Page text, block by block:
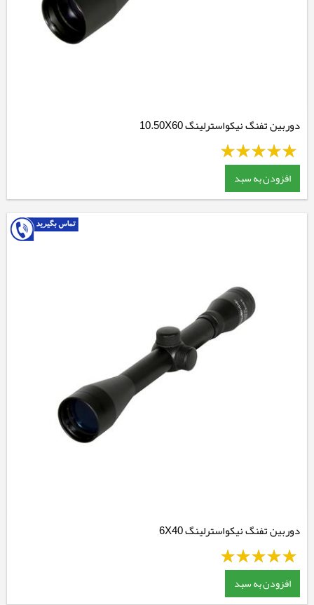
دوربین تفنگ نیکواسترلینگ 10.50X60
افزودن به سبد
دوربین تفنگ نیکواسترلینگ 6X40
افزودن به سبد